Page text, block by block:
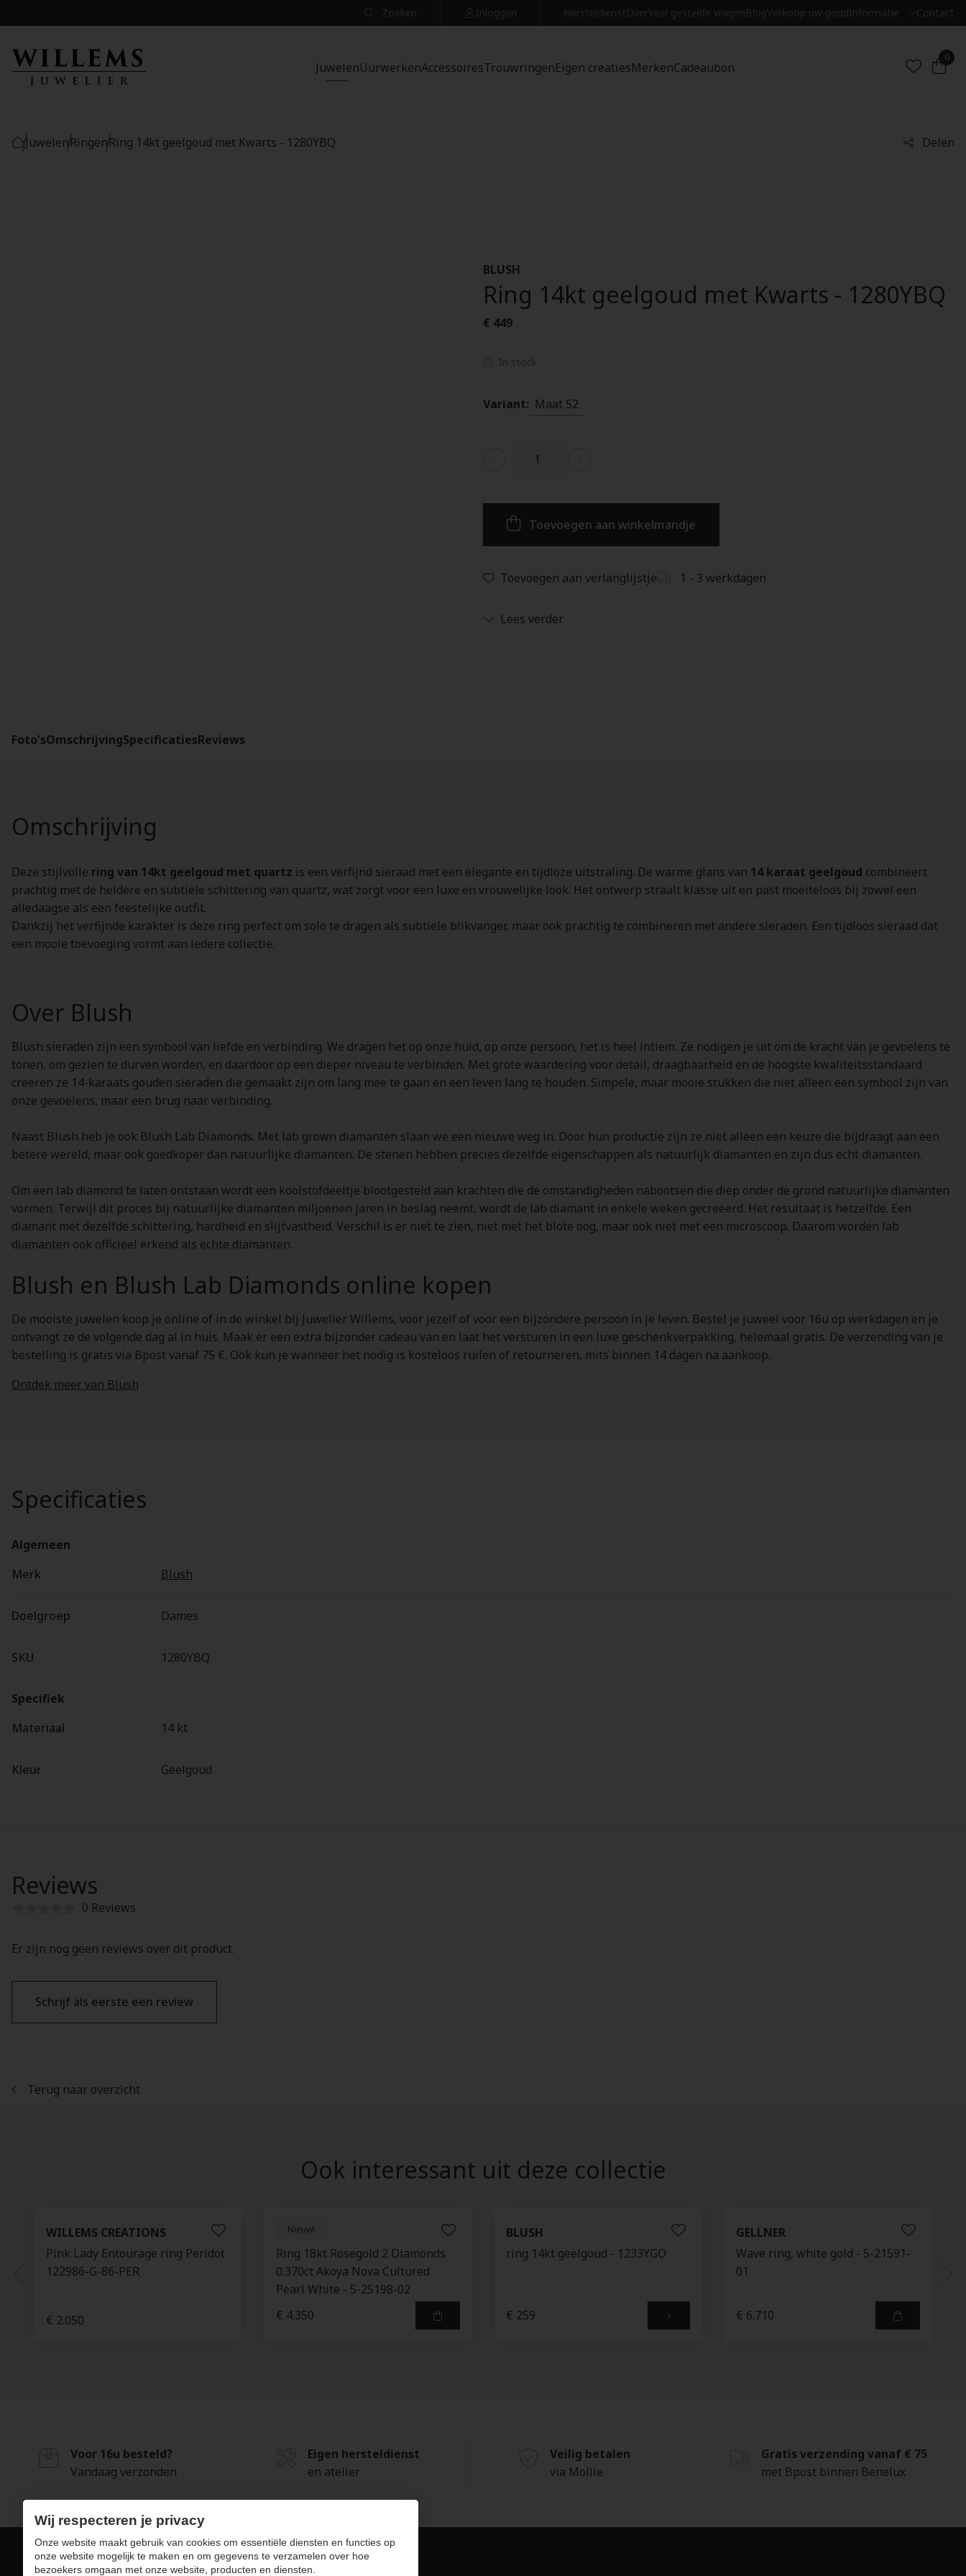
Zoeken Inloggen HersteldienstOverVeel gestelde vragenBlogVerkoop uw goudInformatie Contact
JuwelenUurwerkenAccessoiresTrouwringenEigen creatiesMerkenCadeaubon
0
JuwelenRingenRing 14kt geelgoud met Kwarts - 1280YBQ Delen
BLUSH
Ring 14kt geelgoud met Kwarts - 1280YBQ
€ 449
In stock
Variant: Maat 52
Toevoegen aan winkelmandje
Toevoegen aan verlanglijstje 1 - 3 werkdagen
Lees verder
Foto'sOmschrijvingSpecificatiesReviews
Omschrijving
Deze stijlvolle ring van 14kt geelgoud met quartz is een verfijnd sieraad met een elegante en tijdloze uitstraling. De warme glans van 14 karaat geelgoud combineert
prachtig met de heldere en subtiele schittering van quartz, wat zorgt voor een luxe en vrouwelijke look. Het ontwerp straalt klasse uit en past moeiteloos bij zowel een
alledaagse als een feestelijke outfit.
Dankzij het verfijnde karakter is deze ring perfect om solo te dragen als subtiele blikvanger, maar ook prachtig te combineren met andere sieraden. Een tijdloos sieraad dat
een mooie toevoeging vormt aan iedere collectie.
Over Blush
Blush sieraden zijn een symbool van liefde en verbinding. We dragen het op onze huid, op onze persoon, het is heel intiem. Ze nodigen je uit om de kracht van je gevoelens te
tonen, om gezien te durven worden, en daardoor op een dieper niveau te verbinden. Met grote waardering voor detail, draagbaarheid en de hoogste kwaliteitsstandaard
creëren ze 14-karaats gouden sieraden die gemaakt zijn om lang mee te gaan en een leven lang te houden. Simpele, maar mooie stukken die niet alleen een symbool zijn van
onze gevoelens, maar een brug naar verbinding.
Naast Blush heb je ook Blush Lab Diamonds. Met lab grown diamanten slaan we een nieuwe weg in. Door hun productie zijn ze niet alleen een keuze die bijdraagt aan een
betere wereld, maar ook goedkoper dan natuurlijke diamanten. De stenen hebben precies dezelfde eigenschappen als natuurlijk diamanten en zijn dus echt diamanten.
Om een lab diamond te laten ontstaan wordt een koolstofdeeltje blootgesteld aan krachten die de omstandigheden nabootsen die diep onder de grond natuurlijke diamanten
vormen. Terwijl dit proces bij natuurlijke diamanten miljoenen jaren in beslag neemt, wordt de lab diamant in enkele weken gecreëerd. Het resultaat is hetzelfde. Een
diamant met dezelfde schittering, hardheid en slijtvastheid. Verschil is er niet te zien, niet met het blote oog, maar ook niet met een microscoop. Daarom worden lab
diamanten ook officieel erkend als echte diamanten.
Blush en Blush Lab Diamonds online kopen
De mooiste juwelen koop je online of in de winkel bij Juwelier Willems, voor jezelf of voor een bijzondere persoon in je leven. Bestel je juweel voor 16u op werkdagen en je
ontvangt ze de volgende dag al in huis. Maak er een extra bijzonder cadeau van en laat het versturen in een luxe geschenkverpakking, helemaal gratis. De verzending van je
bestelling is gratis via Bpost vanaf 75 €. Ook kun je wanneer het nodig is kosteloos ruilen of retourneren, mits binnen 14 dagen na aankoop.
Ontdek meer van Blush
Specificaties
Algemeen
Merk
Blush
Doelgroep Dames
SKU 1280YBQ
Specifiek
Materiaal
14 kt
Kleur Geelgoud
Reviews
0 Reviews
Er zijn nog geen reviews over dit product.
Schrijf als eerste een review
Terug naar overzicht
Ook interessant uit deze collectie
WILLEMS CREATIONS
Pink Lady Entourage ring Peridot
122986-G-86-PER
€ 2.050
Nieuw!
GELLNER
Ring 18kt Rosegold 2 Diamonds
0.370ct Akoya Nova Cultured
Pearl White - 5-25198-02
€ 4.350
BLUSH
ring 14kt geelgoud - 1233YGO
€ 259
GELLNER
Wave ring, white gold - 5-21591-
01
€ 6.710
Voor 16u besteld?
Vandaag verzonden
Eigen hersteldienst
en atelier
Veilig betalen
via Mollie
Gratis verzending vanaf € 75
met Bpost binnen Benelux
Wij respecteren je privacy
Onze website maakt gebruik van cookies om essentiële diensten en functies op
onze website mogelijk te maken en om gegevens te verzamelen over hoe
bezoekers omgaan met onze website, producten en diensten.